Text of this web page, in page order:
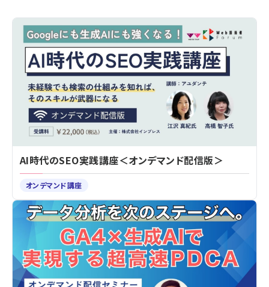
AI時代のSEO実践講座＜オンデマンド配信版＞
オンデマンド講座